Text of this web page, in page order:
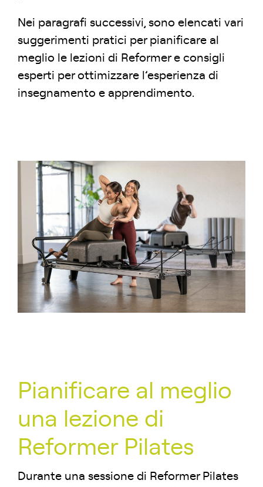
Nei paragrafi successivi, sono elencati vari
suggerimenti pratici per pianificare al
meglio le lezioni di Reformer e consigli
esperti per ottimizzare l’esperienza di
insegnamento e apprendimento.
Pianificare al meglio
una lezione di
Reformer Pilates
Durante una sessione di Reformer Pilates